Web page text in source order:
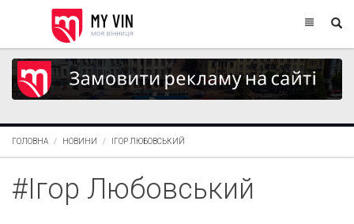
ГОЛОВНА НОВИНИ ІГОР ЛЮБОВСЬКИЙ
#Ігор Любовський